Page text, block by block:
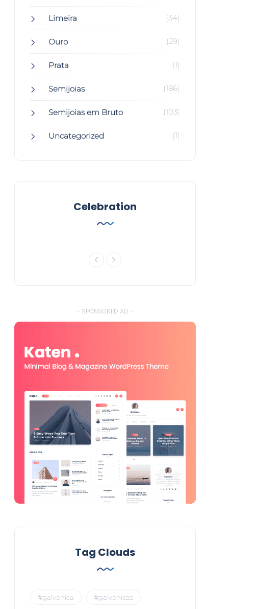
Limeira (34)
Ouro (29)
Prata (1)
Semijoias (186)
Semijoias em Bruto (103)
Uncategorized (1)
Celebration
- SPONSORED AD -
Tag Clouds
#galvanica #galvanicas